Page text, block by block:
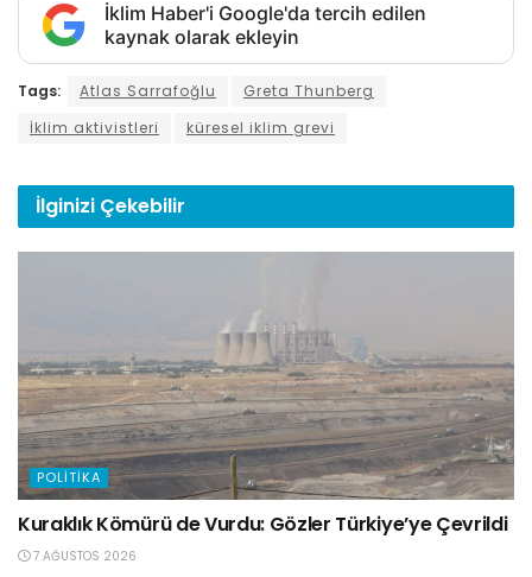
İklim Haber'i Google'da tercih edilen
kaynak olarak ekleyin
Tags: Atlas Sarrafoğlu
Greta Thunberg
İklim aktivistleri
küresel iklim grevi
İlginizi Çekebilir
POLITIKA
Kuraklık Kömürü de Vurdu: Gözler Türkiye’ye Çevrildi
7 AĞUSTOS 2026